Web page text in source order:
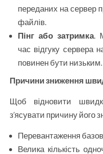
переданих на сервер
файлів.
Пінг або затримка.
час відгуку сервера
повинен бути низьким.
Причини зниження
Щоб відновити
з’ясувати причину його
Перевантаження
Велика кількість